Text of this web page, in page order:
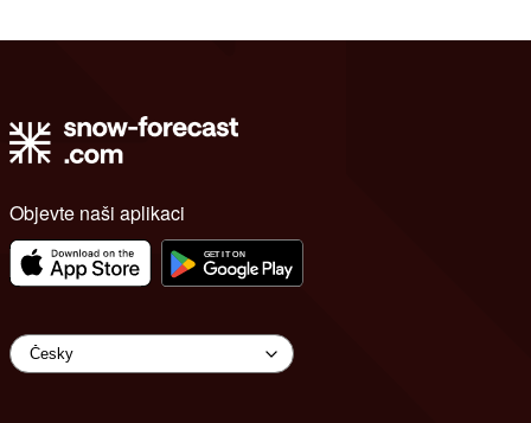
Objevte naši aplikaci